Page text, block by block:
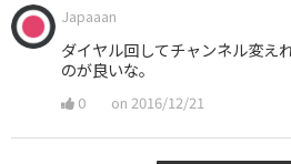
Japaaan
ダイヤル回してチャンネル変
のが良いな。
0 on 2016/12/21